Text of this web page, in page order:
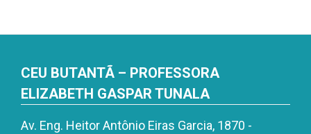
CEU BUTANTÃ – PROFESSORA
ELIZABETH GASPAR TUNALA
Av. Eng. Heitor Antônio Eiras Garcia, 1870 -